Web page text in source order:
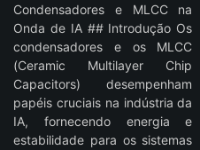
Condensadores e MLCC na
Onda de IA ## Introdução Os
condensadores e os MLCC
(Ceramic Multilayer Chip
Capacitors) desempenham
papéis cruciais na indústria da
IA, fornecendo energia e
estabilidade para os sistemas